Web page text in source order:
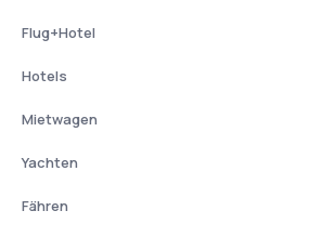
Flug+Hotel
Hotels
Mietwagen
Yachten
Fähren